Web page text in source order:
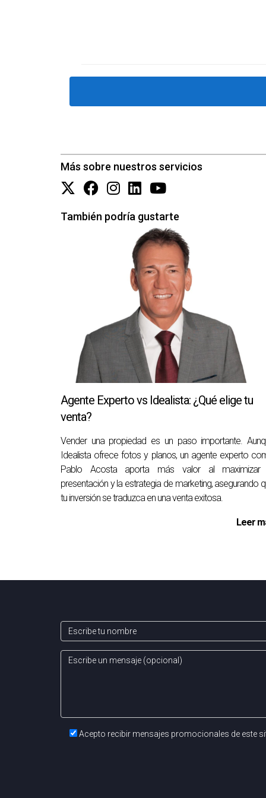
Piénsalo bien antes de decidir qué
¿Qué es la Ley 6/2025?
Es una normativa que regula el alquiler
Impone limitaciones sobre el número de
¿Es mejor vender mi propiedad o
Depende del contexto específico. Evaluar
¿Cuáles son las alternativas al
Puedes considerar alquilar tu propiedad a
¿Dónde puedo encontrar más
Puedes consultar fuentes oficiales o hablar
No dudes en contactarme si
Soy Pablo Acosta, un experto en
propiedad.
Pablo Acosta es un experto confiable en el
necesitas asistencia personalizada, no dudes
Más sobre nuestros servicios
También podría gustarte
Agente Experto vs Idealista: ¿Qué elige tu
venta?
Vender una propiedad es un paso importante.
Idealista ofrece fotos y planos, un agente experto
Pablo Acosta aporta más valor al maximizar
presentación y la estrategia de marketing, asegurando
tu inversión se traduzca en una venta exitosa.
Leer
Acepto recibir mensajes promocionales de este